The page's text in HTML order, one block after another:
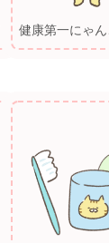
健康第一にゃ